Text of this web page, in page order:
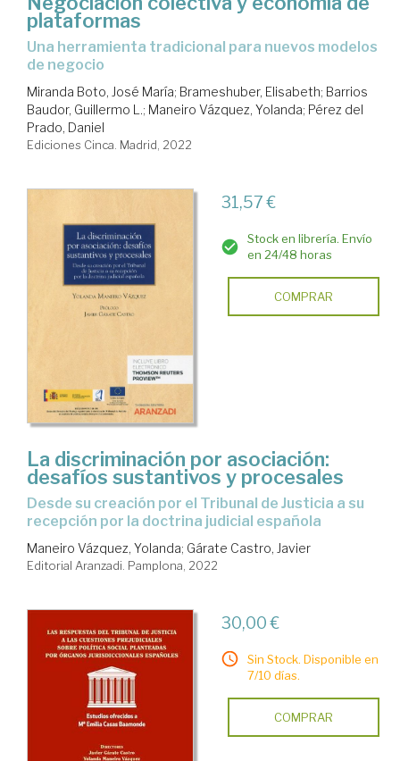
plataformas
una herramienta tradicional para nuevos modelos
de negocio
Miranda Boto, José María; Brameshuber, Elisabeth; Barrios
Baudor, Guillermo L.; Maneiro Vázquez, Yolanda; Pérez del
Prado, Daniel
Ediciones Cinca. Madrid, 2022
31,57 €
Stock en librería. Envío
en 24/48 horas
COMPRAR
La discriminación por asociación:
desafíos sustantivos y procesales
desde su creación por el Tribunal de Justicia a su
recepción por la doctrina judicial española
Maneiro Vázquez, Yolanda; Gárate Castro, Javier
Editorial Aranzadi. Pamplona, 2022
30,00 €
Sin Stock. Disponible en
7/10 días.
COMPRAR